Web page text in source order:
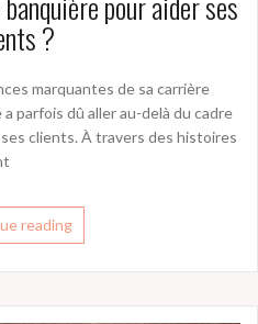
?
marquantes de sa carrière
parfois dû aller au-delà du cadre
clients. À travers des histoires
reading